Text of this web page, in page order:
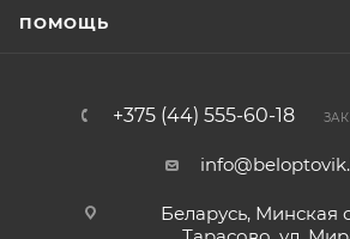
ПОМОЩЬ
+375 (44) 555-60-18
Беларусь, Минская